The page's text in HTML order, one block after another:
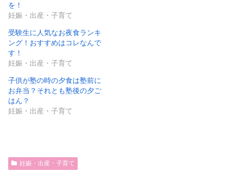
を！
妊娠・出産・子育て
受験生に人気なお夜食ランキ
ング！おすすめはコレなんで
す！
妊娠・出産・子育て
子供が塾の時の夕食は塾前に
お弁当？それとも塾後の夕ご
はん？
妊娠・出産・子育て
妊娠・出産・子育て